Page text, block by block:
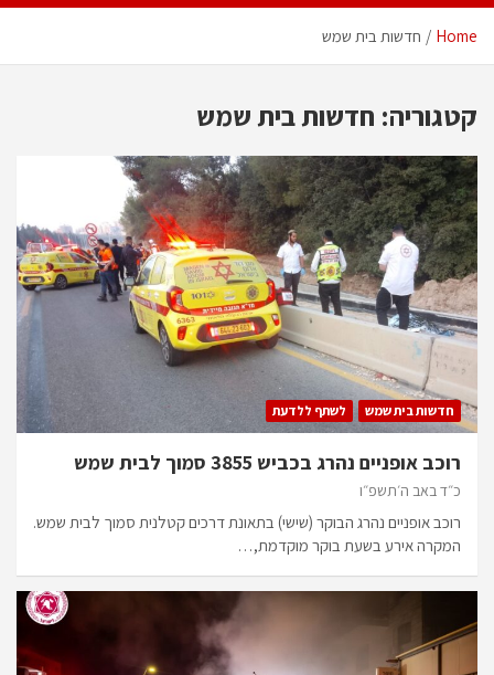
Home חדשות בית שמש
קטגוריה: חדשות בית שמש
חדשות בית שמש לשתף ללדעת
רוכב אופניים נהרג בכביש 3855 סמוך לבית שמש
כ״ד באב ה׳תשפ״ו
רוכב אופניים נהרג הבוקר (שישי) בתאונת דרכים קטלנית סמוך לבית שמש.
המקרה אירע בשעת בוקר מוקדמת,…